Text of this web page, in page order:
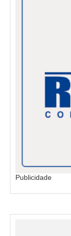
Publicidade